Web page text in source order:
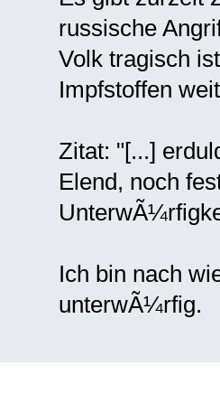
russische
Volk tragisch
Impfstoffen
Zitat: "[...]
Elend, noch
Ich bin nach
unterwÃ¼rfig.